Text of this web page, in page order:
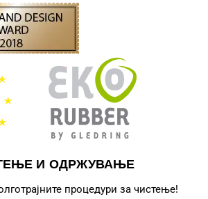
И ОДРЖУВАЊЕ
процедури за чистење!